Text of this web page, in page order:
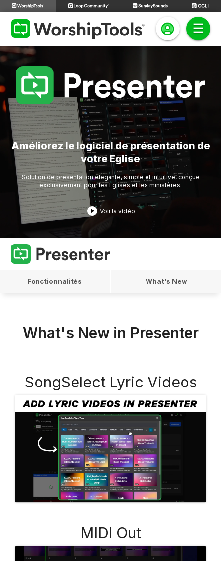
Améliorez le logiciel de présentation de
votre Eglise
Solution de présentation élégante, simple et intuitive, conçue
exclusivement pour les Eglises et les ministères.
play_circle_filled Voir la vidéo
Fonctionnalités What's New
What's New in Presenter
SongSelect Lyric Videos
MIDI Out